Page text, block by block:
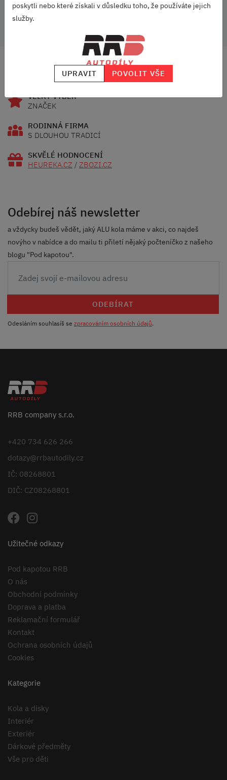
Materiál: Plast
DOPRAVA ZDARMA
OD 2500 KČ
VELKÝ VÝBĚR
ZNAČEK
RODINNÁ FIRMA
S DLOUHOU TRADICÍ
SKVĚLÉ HODNOCENÍ
HEUREKA.CZ / ZBOZI.CZ
Odebírej náš newsletter
a vždycky budeš vědět, jaký ALU kola máme v akci, co najdeš
novýho v nabídce a do mailu ti přiletí nějaký počteníčko z našeho
blogu "Pod kapotou".
ODEBÍRAT
Odesláním souhlasíš se zpracováním osobních údajů.
RRB company s.r.o.
+420 734 626 266
dotazy@rrbautodily.cz
IČ: 08268801
DIČ: CZ08268801
Užitečné odkazy
Pod kapotou RRB
O nás
Obchodní podmínky
Doprava a platba
Reklamační formulář
Kontakt
Ochrana osobních údajů
Cookies
Kategorie
Kola a disky
Interiér
Exteriér
Dárkové předměty
Vše pro děti
poskytli nebo které získali v důsledku toho, že používáte jejich
služby.
UPRAVIT POVOLIT VŠE